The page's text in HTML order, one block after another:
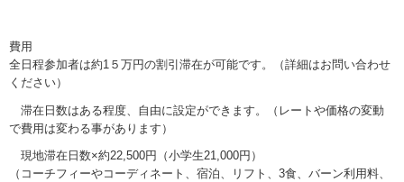
費用
全日程参加者は約1５万円の割引滞在が可能です。（詳細はお問い合わせ
ください）
滞在日数はある程度、自由に設定ができます。（レートや価格の変動
で費用は変わる事があります）
現地滞在日数×約22,500円（小学生21,000円）
（コーチフィーやコーディネート、宿泊、リフト、3食、バーン利用料、